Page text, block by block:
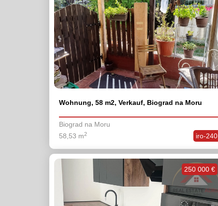
Wohnung, 58 m2, Verkauf, Biograd na Moru
Biograd na Moru
iro-240
58,53 m2
250 000 €